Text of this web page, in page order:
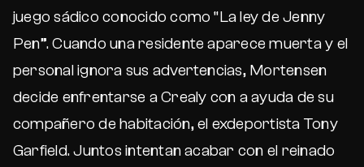
juego sádico conocido como “La ley de Jenny
Pen”. Cuando una residente aparece muerta y el
personal ignora sus advertencias, Mortensen
decide enfrentarse a Crealy con a ayuda de su
compañero de habitación, el exdeportista Tony
Garfield. Juntos intentan acabar con el reinado